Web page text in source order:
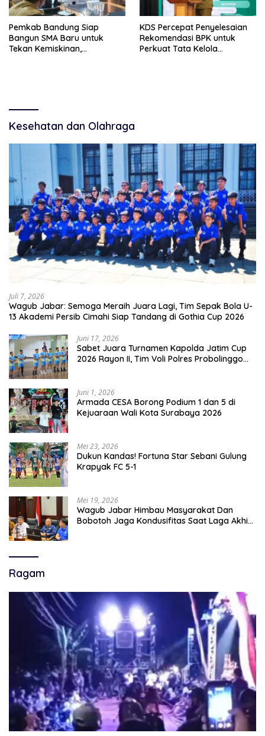
Pemkab Bandung Siap
Bangun SMA Baru untuk
Tekan Kemiskinan,
KDS Percepat Penyelesaian
Rekomendasi BPK untuk
Perkuat Tata Kelola
Kesehatan dan Olahraga
Juli 7, 2026
Wagub Jabar: Semoga Meraih Juara Lagi, Tim Sepak Bola U-
13 Akademi Persib Cimahi Siap Tandang di Gothia Cup 2026
Juni 17, 2026
Sabet Juara Turnamen Kapolda Jatim Cup
2026 Rayon II, Tim Voli Polres Probolinggo
Juni 1, 2026
Armada CESA Borong Podium 1 dan 5 di
Kejuaraan Wali Kota Surabaya 2026
Mei 23, 2026
Dukun Kandas! Fortuna Star Sebani Gulung
Krapyak FC 5-1
Mei 19, 2026
Wagub Jabar Himbau Masyarakat Dan
Bobotoh Jaga Kondusifitas Saat Laga Akhir
Ragam